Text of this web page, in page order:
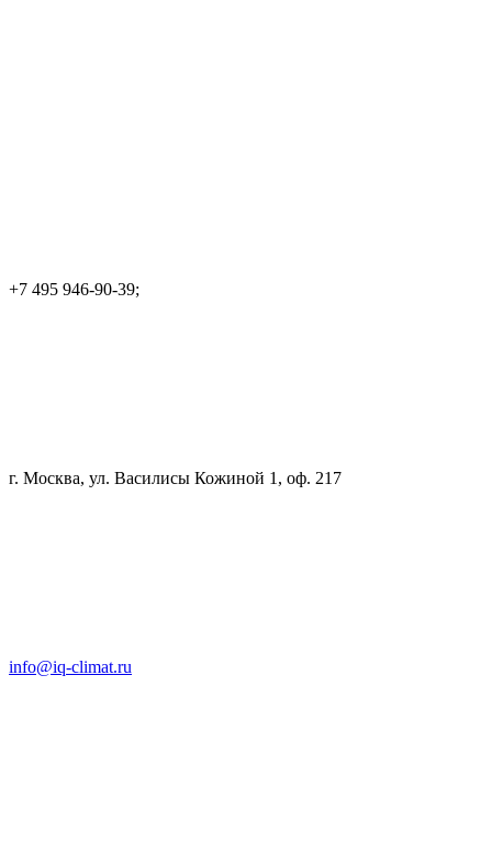
+7 495 946-90-39;
г. Москва, ул. Василисы Кожиной 1, оф. 217
info@iq-climat.ru